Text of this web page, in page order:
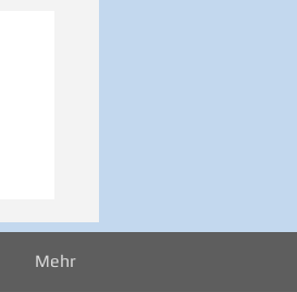
Mehr